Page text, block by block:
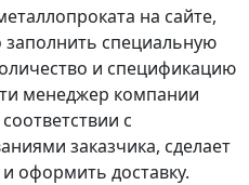
на сайте,
специальную
и спецификацию
менеджер компании
с
заказчика, сделает
оформить доставку.